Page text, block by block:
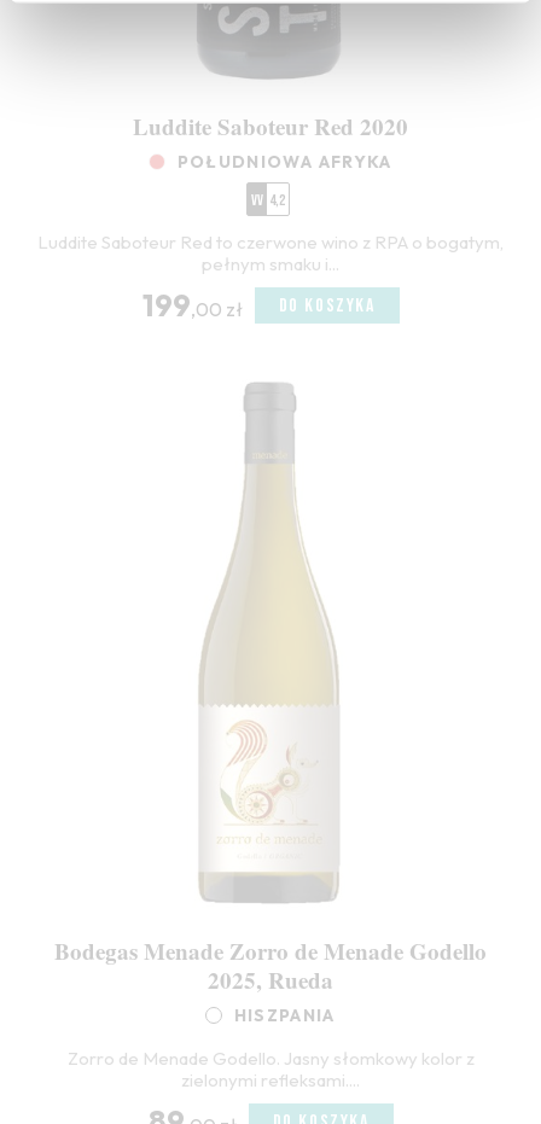
Luddite Saboteur Red 2020
POŁUDNIOWA AFRYKA
VV 4,2
Luddite Saboteur Red to czerwone wino z RPA o bogatym,
pełnym smaku i...
199,00 zł DO KOSZYKA
Bodegas Menade Zorro de Menade Godello
2025, Rueda
HISZPANIA
Zorro de Menade Godello. Jasny słomkowy kolor z
zielonymi refleksami....